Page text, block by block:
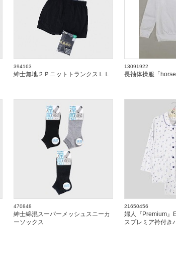
394163
紳士無地２ＰニットトランクスＬＬ
13091922
長袖体操服「horse
470848
紳士綿混スーパーメッシュスニーカ
ーソックス
21650456
婦人『Premium』
スプレミア衿付き